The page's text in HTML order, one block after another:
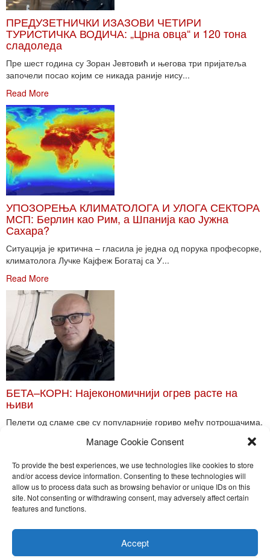
Manage Cookie Consent
To provide the best experiences, we use technologies like cookies to store
and/or access device information. Consenting to these technologies will
allow us to process data such as browsing behavior or unique IDs on this
site. Not consenting or withdrawing consent, may adversely affect certain
features and functions.
Accept
ПРЕДУЗЕТНИЧКИ ИЗАЗОВИ ЧЕТИРИ
ТУРИСТИЧКА ВОДИЧА: „Црна овца“ и 120 тона
сладоледа
Пре шест година су Зоран Јевтовић и његова три пријатеља
започели посао којим се никада раније нису...
Read More
УПОЗОРЕЊА КЛИМАТОЛОГА И УЛОГА СЕКТОРА
МСП: Берлин као Рим, а Шпанија као Јужна
Сахара?
Ситуација је критична – гласила је једна од порука професорке,
климатолога Лучке Кајфеж Богатај са У...
Read More
БЕТА–КОРН: Најекономичнији огрев расте на
њиви
Пелети од сламе све су популарније гориво међу потрошачима.
Toggle
Nira Press d.o.o.
Sadržaj ovog sajta je zakonom zaštićena intelektualna svojina